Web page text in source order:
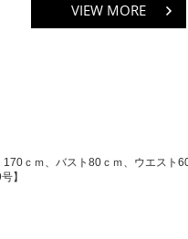
VIEW MORE
ｃｍ、バスト80ｃｍ、ウエスト
】